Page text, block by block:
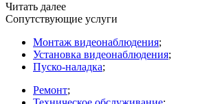
Читать далее
Сопутствующие услуги
Монтаж видеонаблюдения;
Установка видеонаблюдения;
Пуско-наладка;
Ремонт;